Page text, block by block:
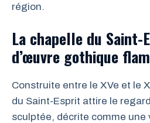
région.
La chapelle du
d’œuvre gothique
Construite entre le XVe et le
du Saint-Esprit attire le
sculptée, décrite comme une